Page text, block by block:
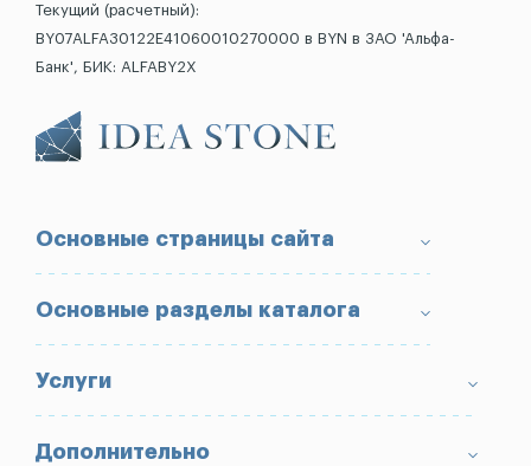
Текущий (расчетный):
BY07ALFA30122E41060010270000 в BYN в ЗАО 'Альфа-
Банк', БИК: ALFABY2X
Основные страницы сайта
О компании
Доставка и оплата
Условия возврата товара
Портфолио
Вопрос-Ответ
Основные разделы каталога
Памятники
Ограды
Надгробные плиты
Услуги
Благоустройство могил
Дополнительно